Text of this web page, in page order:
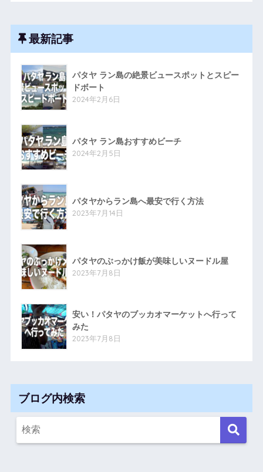
最新記事
パタヤ ラン島の絶景ビュースポットとスピー
ドボート
2024年2月6日
パタヤ ラン島おすすめビーチ
2024年2月5日
パタヤからラン島へ最安で行く方法
2023年7月14日
パタヤのぶっかけ飯が美味しいヌードル屋
2023年7月8日
安い！パタヤのブッカオマーケットへ行って
みた
2023年7月8日
ブログ内検索